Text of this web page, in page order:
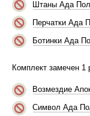
Штаны Ада
Перчатки Ада
Ботинки Ада
Комплект замечен 1
Возмездие
Символ Ада